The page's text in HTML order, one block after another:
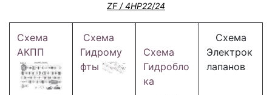
ZF / 4HP22/24
Схема
АКПП
Схема
Гидрому
фты
Схема
Гидробло
ка
Схема
Электрок
лапанов